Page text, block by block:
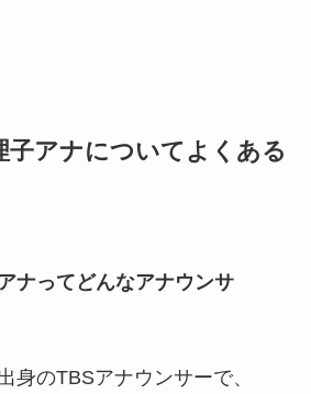
子アナについてよくある
ナってどんなアナウンサ
身のTBSアナウンサーで、